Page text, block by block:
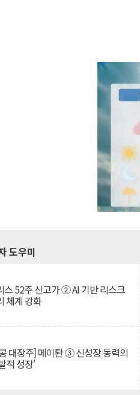
도우미
스 52주 신고가 ② AI 기반 리스크
체계 강화
대장주] 메이퇀 ③ 신성장 동력의
적 성장'